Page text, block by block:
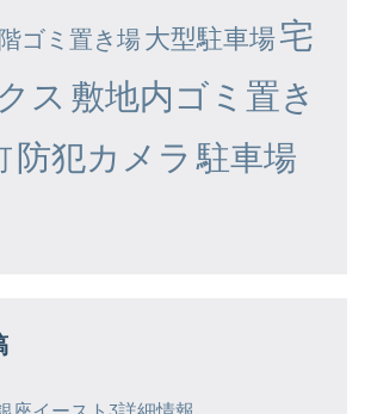
ゴミ置き場大型駐車場宅
ス 敷地内ゴミ置き
防犯カメラ 駐車場